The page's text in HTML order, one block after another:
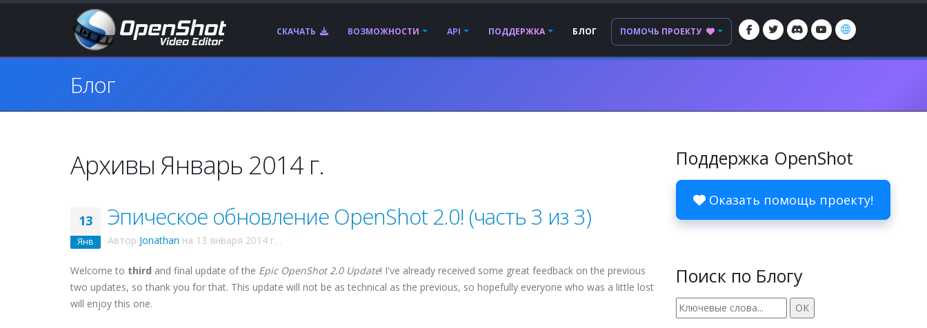
СКАЧАТЬ ВОЗМОЖНОСТИ API ПОДДЕРЖКА БЛОГ ПОМОЧЬ ПРОЕКТУ
Блог
Архивы Январь 2014 г.
13
Янв
Эпическое обновление OpenShot 2.0! (часть 3 из 3)
Автор Jonathan на 13 января 2014 г. .
Welcome to third and final update of the Epic OpenShot 2.0 Update! I've already received some great feedback on the previous
two updates, so thank you for that. This update will not be as technical as the previous, so hopefully everyone who was a little lost
will enjoy this one.
Поддержка OpenShot
Оказать помощь проекту!
Поиск по Блогу